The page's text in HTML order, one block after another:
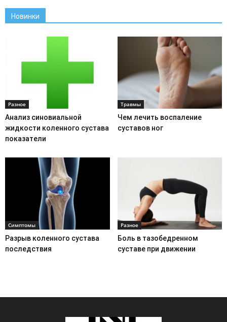
Новинки
Разное
Анализ синовиальной
жидкости коленного сустава
показатели
Травмы
Чем лечить воспаление
суставов ног
Симптомы
Разрыв коленного сустава
последствия
Разное
Боль в тазобедренном
суставе при движении